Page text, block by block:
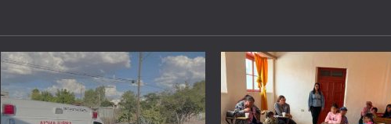
1,729 people booked today
Book with Discount →